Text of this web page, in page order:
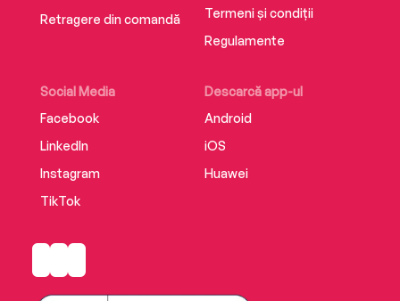
Retragere din comandă
Social Media
Facebook
LinkedIn
Instagram
TikTok
Descarcă app-ul
Android
iOS
Huawei
Termeni și condiții
Regulamente